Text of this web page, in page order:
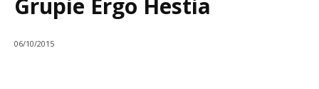
06/10/2015